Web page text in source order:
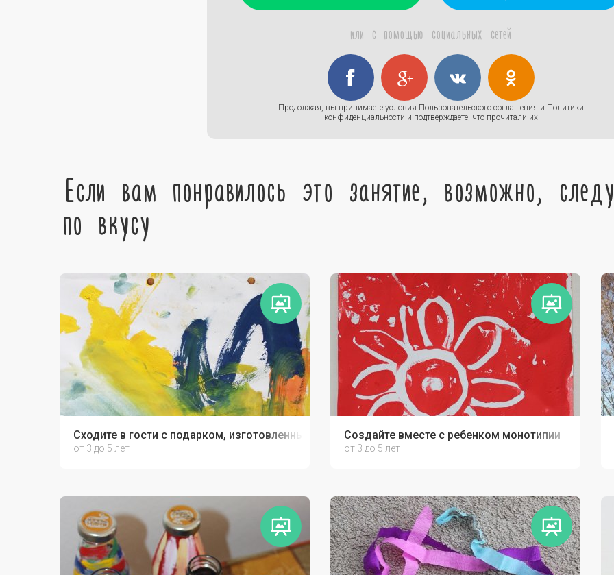
или с помощью социальных сетей
Продолжая, вы принимаете условия Пользовательского соглашения и Политики
конфиденциальности и подтверждаете, что прочитали их
Если вам понравилось это занятие, возможно,
по вкусу
Сходите в гости с подарком, изготовленным своими руками!
от 3 до 5 лет
Создайте вместе с ребенком монотипии
от 3 до 5 лет